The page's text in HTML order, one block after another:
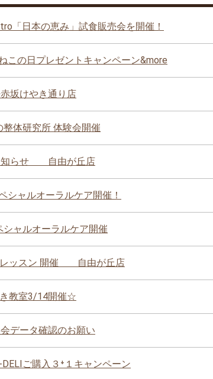
「日本の恵み」試食販売会を開催！
の日プレゼントキャンペーン&more
坂けやき通り店
整体研究所 体験会開催
知らせ 自由が丘店
ャルオーラルケア開催！
シャルオーラルケア開催
レッスン 開催 自由が丘店
教室3/14開催☆
データ確認のお願い
ご購入３⁺１キャンペーン